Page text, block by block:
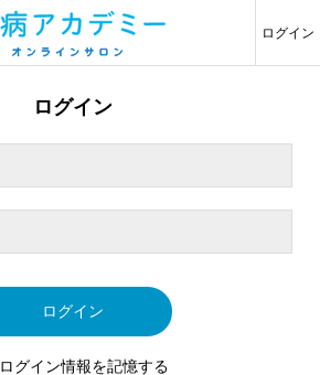
ログイン
ログイン
ログイン
ログイン情報を記憶する